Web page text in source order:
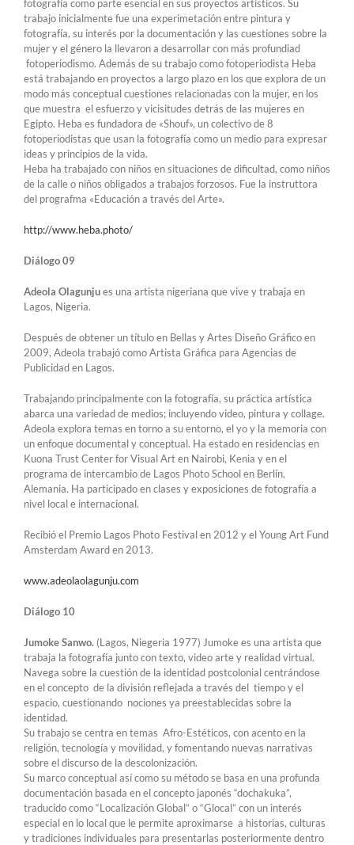
fotografía como parte esencial en sus proyectos artísticos. Su
trabajo inicialmente fue una experimetación entre pintura y
fotografía, su interés por la documentación y las cuestiones sobre la
mujer y el género la llevaron a desarrollar con más profundiad
fotoperiodismo. Además de su trabajo como fotoperiodista Heba
está trabajando en proyectos a largo plazo en los que explora de un
modo más conceptual cuestiones relacionadas con la mujer, en los
que muestra el esfuerzo y vicisitudes detrás de las mujeres en
Egipto. Heba es fundadora de «Shouf», un colectivo de 8
fotoperiodistas que usan la fotografía como un medio para expresar
ideas y principios de la vida.
Heba ha trabajado con niños en situaciones de dificultad, como niños
de la calle o niños obligados a trabajos forzosos. Fue la instruttora
del prografma «Educación a través del Arte».
http://www.heba.photo/
Diálogo 09
Adeola Olagunjues una artista nigeriana que vive y trabaja en
Lagos, Nigeria.
Después de obtener un título en Bellas y Artes Diseño Gráfico en
2009, Adeola trabajó como Artista Gráfica para Agencias de
Publicidad en Lagos.
Trabajando principalmente con la fotografía, su práctica artística
abarca una variedad de medios; incluyendo video, pintura y collage.
Adeola explora temas en torno a su entorno, el yo y la memoria con
un enfoque documental y conceptual. Ha estado en residencias en
Kuona Trust Center for Visual Art en Nairobi, Kenia y en el
programa de intercambio de Lagos Photo School en Berlín,
Alemania. Ha participado en clases y exposiciones de fotografía a
nivel local e internacional.
Recibió el Premio Lagos Photo Festival en 2012 y el Young Art Fund
Amsterdam Award en 2013.
www.adeolaolagunju.com
Diálogo 10
Jumoke Sanwo. (Lagos, Niegeria 1977) Jumoke es una artista que
trabaja la fotografía junto con texto, video arte y realidad virtual.
Navega sobre la cuestión de la identidad postcolonial centrándose
en el concepto de la división reflejada a través del tiempo y el
espacio, cuestionando nociones ya preestablecidas sobre la
identidad.
Su trabajo se centra en temas Afro-Estéticos, con acento en la
religión, tecnología y movilidad, y fomentando nuevas narrativas
sobre el discurso de la descolonización.
Su marco conceptual así como su método se basa en una profunda
documentación basada en el concepto japonés “dochakuka”,
traducido como “Localización Global” o “Glocal” con un interés
especial en lo local que le permite aproximarse a historias, culturas
y tradiciones individuales para presentarlas posteriormente dentro